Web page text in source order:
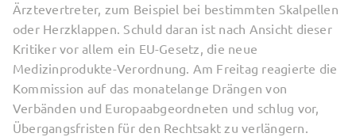
Ärztevertreter, zum Beispiel bei bestimmten Skalpellen
oder Herzklappen. Schuld daran ist nach Ansicht dieser
Kritiker vor allem ein EU-Gesetz, die neue
Medizinprodukte-Verordnung. Am Freitag reagierte die
Kommission auf das monatelange Drängen von
Verbänden und Europaabgeordneten und schlug vor,
Übergangsfristen für den Rechtsakt zu verlängern.